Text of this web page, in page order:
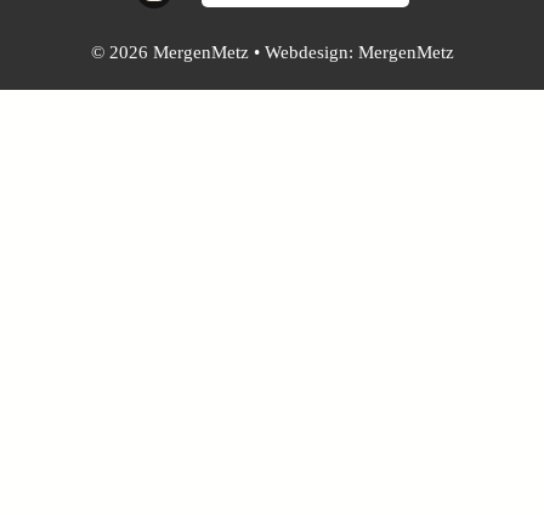
© 2026 MergenMetz • Webdesign: MergenMetz